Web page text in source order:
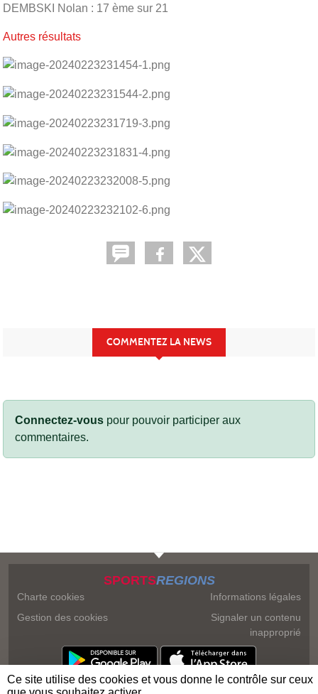
DEMBSKI Nolan : 17 ème sur 21
Autres résultats
COMMENTEZ LA NEWS
Connectez-vous pour pouvoir participer aux
commentaires.
SPORTSREGIONS
Charte cookies
Gestion des cookies
Informations légales
Signaler un contenu
inapproprié
Ce site utilise des cookies et vous donne le contrôle sur ceux